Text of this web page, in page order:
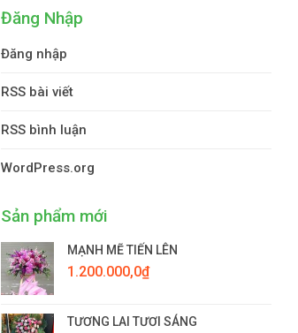
Đăng Nhập
Đăng nhập
RSS bài viết
RSS bình luận
WordPress.org
Sản phẩm mới
MẠNH MẼ TIẾN LÊN
1.200.000,0₫
TƯƠNG LAI TƯƠI SÁNG